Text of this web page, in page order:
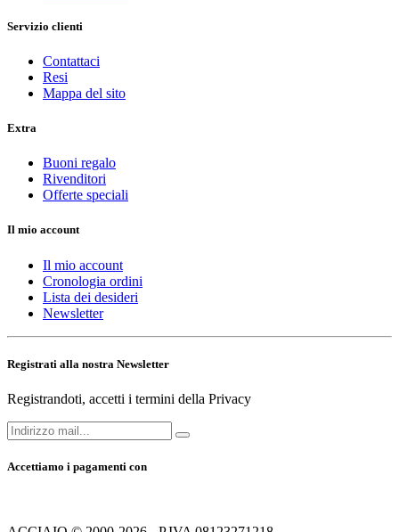
Servizio clienti
Contattaci
Resi
Mappa del sito
Extra
Buoni regalo
Rivenditori
Offerte speciali
Il mio account
Il mio account
Cronologia ordini
Lista dei desideri
Newsletter
Registrati alla nostra Newsletter
Registrandoti, accetti i termini della Privacy
Accettiamo i pagamenti con